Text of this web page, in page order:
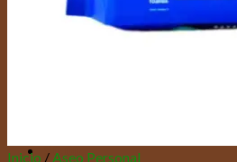
$0,00
Inicio /Aseo Personal